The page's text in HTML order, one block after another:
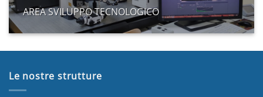
AREA SVILUPPO TECNOLOGICO
Le nostre strutture